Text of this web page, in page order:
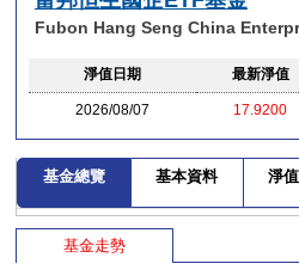
Fubon Hang Seng China
淨值日期 最新淨值
2026/08/07 17.9200
基金總覽 基本資料 淨
基金走勢